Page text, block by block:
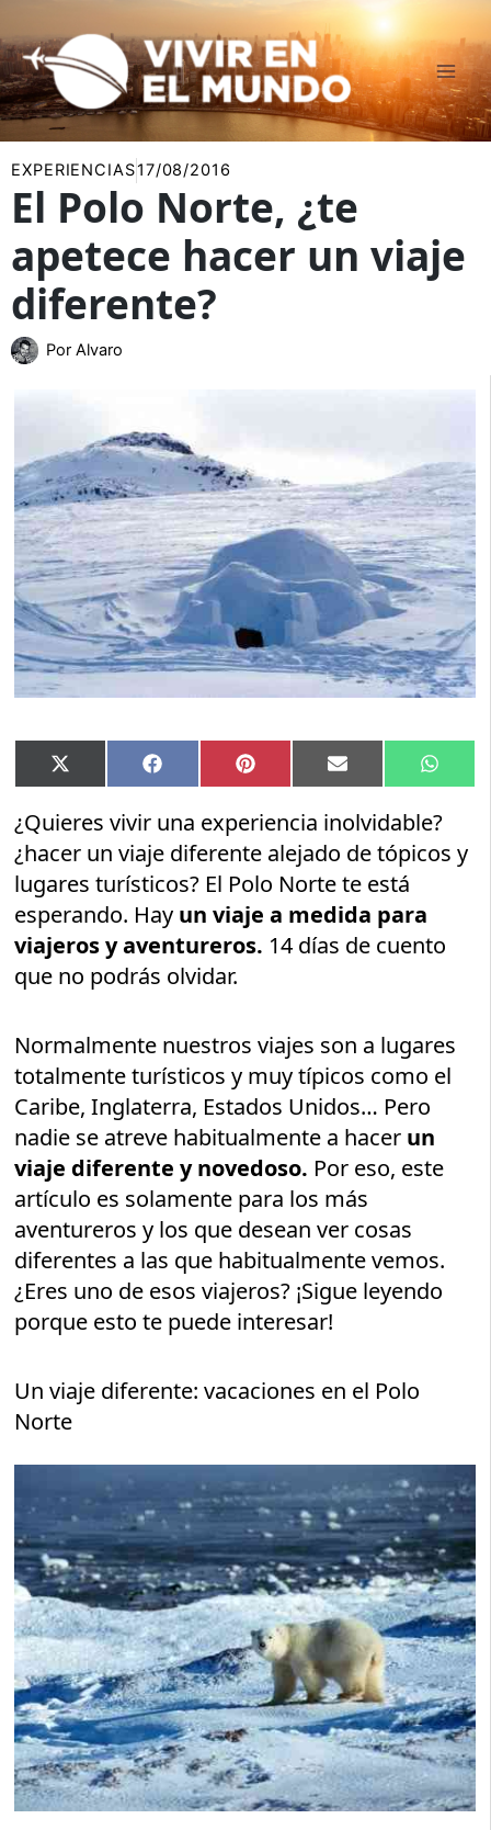
al
contenido
EXPERIENCIAS17/08/2016
El Polo Norte, ¿te
apetece hacer un viaje
diferente?
Por Alvaro
Compartir
en
X
(Twitter)
Compartir
en
Facebook Compartir
en
Pinterest Compartir
en
Email
en
¿Quieres vivir una experiencia inolvidable?
¿hacer un viaje diferente alejado de tópicos y
lugares turísticos? El Polo Norte te está
esperando. Hay un viaje a medida para
viajeros y aventureros. 14 días de cuento
que no podrás olvidar.
Normalmente nuestros viajes son a lugares
totalmente turísticos y muy típicos como el
Caribe, Inglaterra, Estados Unidos… Pero
nadie se atreve habitualmente a hacer un
viaje diferente y novedoso. Por eso, este
artículo es solamente para los más
aventureros y los que desean ver cosas
diferentes a las que habitualmente vemos.
¿Eres uno de esos viajeros? ¡Sigue leyendo
porque esto te puede interesar!
Un viaje diferente: vacaciones en el Polo
Norte